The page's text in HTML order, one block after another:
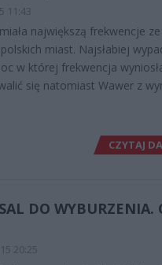
11:43
największą frekwencje ze
miast. Najsłabiej
w której frekwencja
się natomiast Wawer z
CZYTAJ
DO WYBURZENIA.
20:25